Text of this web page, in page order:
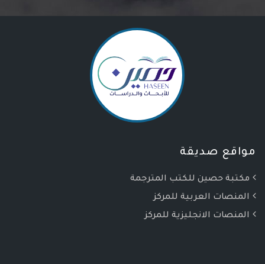
مواقع صديقة
مكتبة حصين للكتب المترجمة
المنصات العربية للمركز
المنصات الانجليزية للمركز